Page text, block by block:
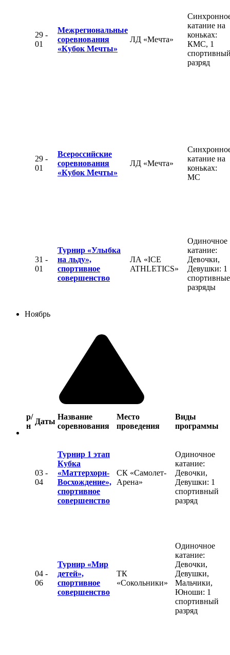
29 -
01
Межрегиональные
соревнования
«Кубок Мечты»
ЛД «Мечта»
катание на
коньках:
КМС, 1
разряд
29 -
01
Всероссийские
соревнования
«Кубок Мечты»
ЛД «Мечта»
катание на
коньках:
МС
31 -
01
Турнир «Улыбка
на льду»,
спортивное
совершенство
ЛА «ICE
ATHLETICS»
Одиночное
катание:
Девочки,
Девушки: 1
спортивные
разряды
Ноябрь
р/
н
Даты
Название
соревнования
Место
проведения
Виды
программы
03 -
04
Турнир 1 этап
Кубка
«Маттерхорн-
Восхождение»,
спортивное
совершенство
СК «Самолет-
Арена»
Одиночное
катание:
Девочки,
Девушки: 1
спортивный
разряд
04 -
06
Турнир «Мир
детей»,
спортивное
совершенство
ТК
«Сокольники»
Одиночное
катание:
Девочки,
Девушки,
Мальчики,
Юноши: 1
спортивный
разряд